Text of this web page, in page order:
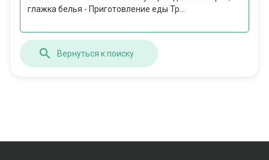
глажка белья - Приготовление еды Тр...
Вернуться к поиску